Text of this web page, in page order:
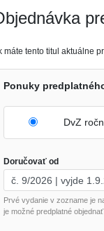
máte tento titul aktuálne
Ponuky
DvZ
Doručovať od
Prvé vydanie v zozname je
je možné predplatné objednať.